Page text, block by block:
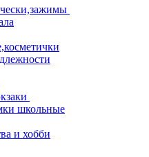
школьные
и хобби